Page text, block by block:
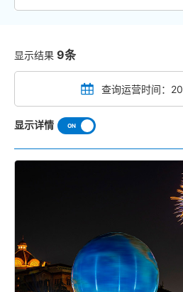
显示结果 9条
查询运营时间：
显示详情